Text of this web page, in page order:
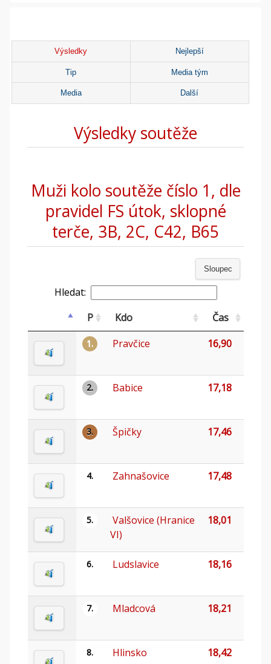
Výsledky Nejlepší
Tip Media tým
Media Další
Výsledky soutěže
Muži kolo soutěže číslo 1, dle
pravidel FS útok, sklopné
terče, 3B, 2C, C42, B65
Sloupec
Hledat:
P
Kdo Čas
1. Pravčice 16,90
2. Babice 17,18
3. Špičky 17,46
4. Zahnašovice 17,48
5.
Valšovice (Hranice
VI)
18,01
6. Ludslavice 18,16
7. Mladcová 18,21
8. Hlinsko 18,42